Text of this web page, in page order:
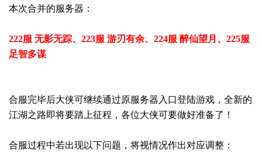
本次合并的服务器：
222服 无影无踪、 223服 游刃有余、 224服 醉仙望月、225服
足智多谋
合服完毕后大侠可继续通过原服务器入口登陆游戏，全新的
江湖之路即将要踏上征程，各位大侠可要做好准备了！
合服过程中若出现以下问题，将视情况作出对应调整：